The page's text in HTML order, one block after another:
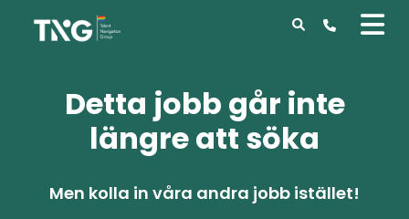
Detta jobb går inte
längre att söka
Men kolla in våra andra jobb istället!